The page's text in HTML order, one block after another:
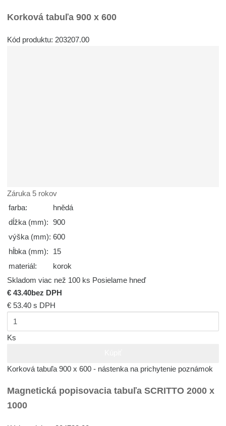
Korková tabuľa 900 x 600
Kód produktu: 203207.00
Záruka 5 rokov
farba:
hnědá
dĺžka (mm): 900
výška (mm): 600
hĺbka (mm):
15
materiál:
korok
Skladom viac než 100 ks Posielame hneď
€ 43.40bez DPH
€ 53.40s DPH
Ks
Korková tabuľa 900 x 600 - nástenka na prichytenie poznámok
Magnetická popisovacia tabuľa SCRITTO 2000 x
1000